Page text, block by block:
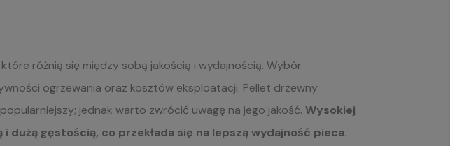
różnią się między sobą jakością i wydajnością. Wybór
ogrzewania oraz kosztów eksploatacji. Pellet drzewny
jednak warto zwrócić uwagę na jego jakość. Wysokiej
gęstością, co przekłada się na lepszą wydajność pieca.